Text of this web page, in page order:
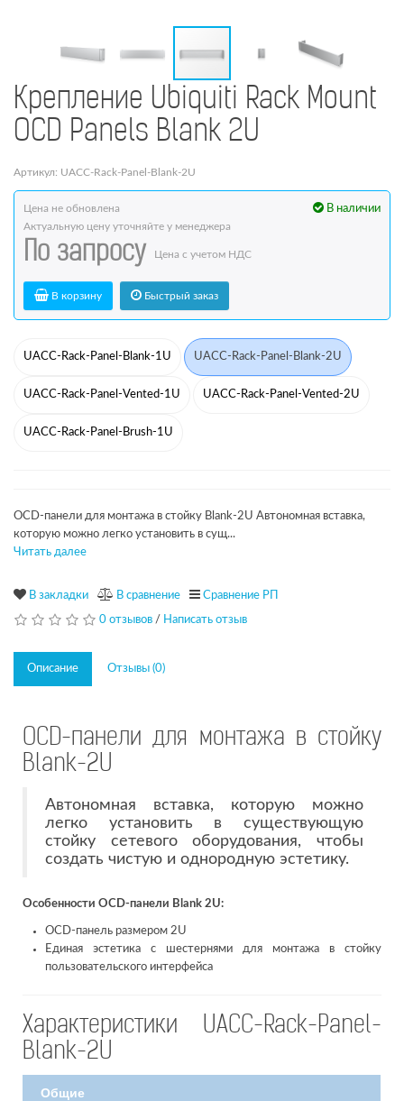
Крепление Ubiquiti Rack Mount
OCD Panels Blank 2U
Артикул: UACC-Rack-Panel-Blank-2U
В наличии
Цена не обновлена
Актуальную цену уточняйте у менеджера
По запросу Цена с учетом НДС
В корзину Быстрый заказ
UACC-Rack-Panel-Blank-1U UACC-Rack-Panel-Blank-2U
UACC-Rack-Panel-Vented-1U UACC-Rack-Panel-Vented-2U
UACC-Rack-Panel-Brush-1U
OCD-панели для монтажа в стойку Blank-2U Автономная вставка,
которую можно легко установить в сущ...
Читать далее
В закладки В сравнение Сравнение РП
0 отзывов / Написать отзыв
Описание Отзывы (0)
OCD-панели для монтажа в стойку
Blank-2U
Автономная вставка, которую можно
легко установить в существующую
стойку сетевого оборудования, чтобы
создать чистую и однородную эстетику.
Особенности OCD-панели Blank 2U:
OCD-панель размером 2U
Единая эстетика с шестернями для монтажа в стойку
пользовательского интерфейса
Характеристики UACC-Rack-Panel-
Blank-2U
Общие